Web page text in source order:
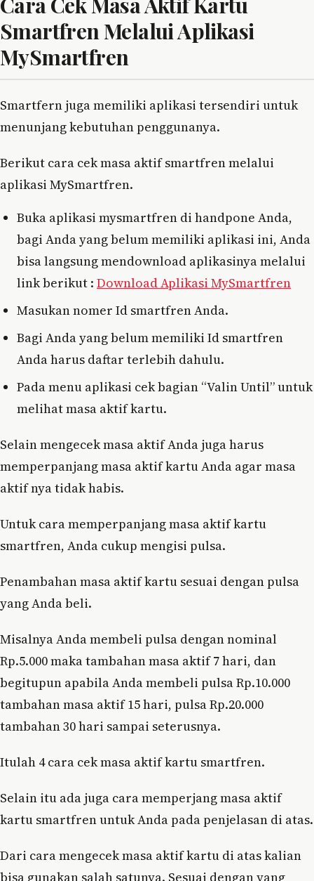
Smartfren Melalui Aplikasi
MySmartfren
Smartfern juga memiliki aplikasi tersendiri untuk
menunjang kebutuhan penggunanya.
Berikut cara cek masa aktif smartfren melalui
aplikasi MySmartfren.
Buka aplikasi mysmartfren di handpone Anda,
bagi Anda yang belum memiliki aplikasi ini, Anda
bisa langsung mendownload aplikasinya melalui
link berikut : Download Aplikasi MySmartfren
Masukan nomer Id smartfren Anda.
Bagi Anda yang belum memiliki Id smartfren
Anda harus daftar terlebih dahulu.
Pada menu aplikasi cek bagian “Valin Until” untuk
melihat masa aktif kartu.
Selain mengecek masa aktif Anda juga harus
memperpanjang masa aktif kartu Anda agar masa
aktif nya tidak habis.
Untuk cara memperpanjang masa aktif kartu
smartfren, Anda cukup mengisi pulsa.
Penambahan masa aktif kartu sesuai dengan pulsa
yang Anda beli.
Misalnya Anda membeli pulsa dengan nominal
Rp.5.000 maka tambahan masa aktif 7 hari, dan
begitupun apabila Anda membeli pulsa Rp.10.000
tambahan masa aktif 15 hari, pulsa Rp.20.000
tambahan 30 hari sampai seterusnya.
Itulah 4 cara cek masa aktif kartu smartfren.
Selain itu ada juga cara memperjang masa aktif
kartu smartfren untuk Anda pada penjelasan di atas.
Dari cara mengecek masa aktif kartu di atas kalian
bisa gunakan salah satunya. Sesuai dengan yang